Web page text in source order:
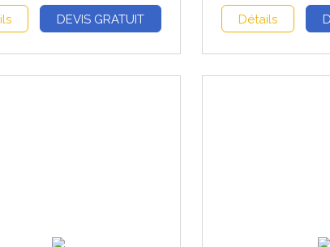
DEVIS GRATUIT Détails